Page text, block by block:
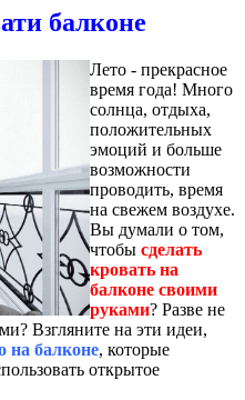
балконе
Лето - прекрасное
время года! Много
солнца, отдыха,
положительных
эмоций и больше
возможности
проводить, время
на свежем воздухе.
Вы думали о том,
чтобы сделать
кровать на
балконе своими
руками? Разве не
Взгляните на эти идеи,
на балконе, которые
открытое